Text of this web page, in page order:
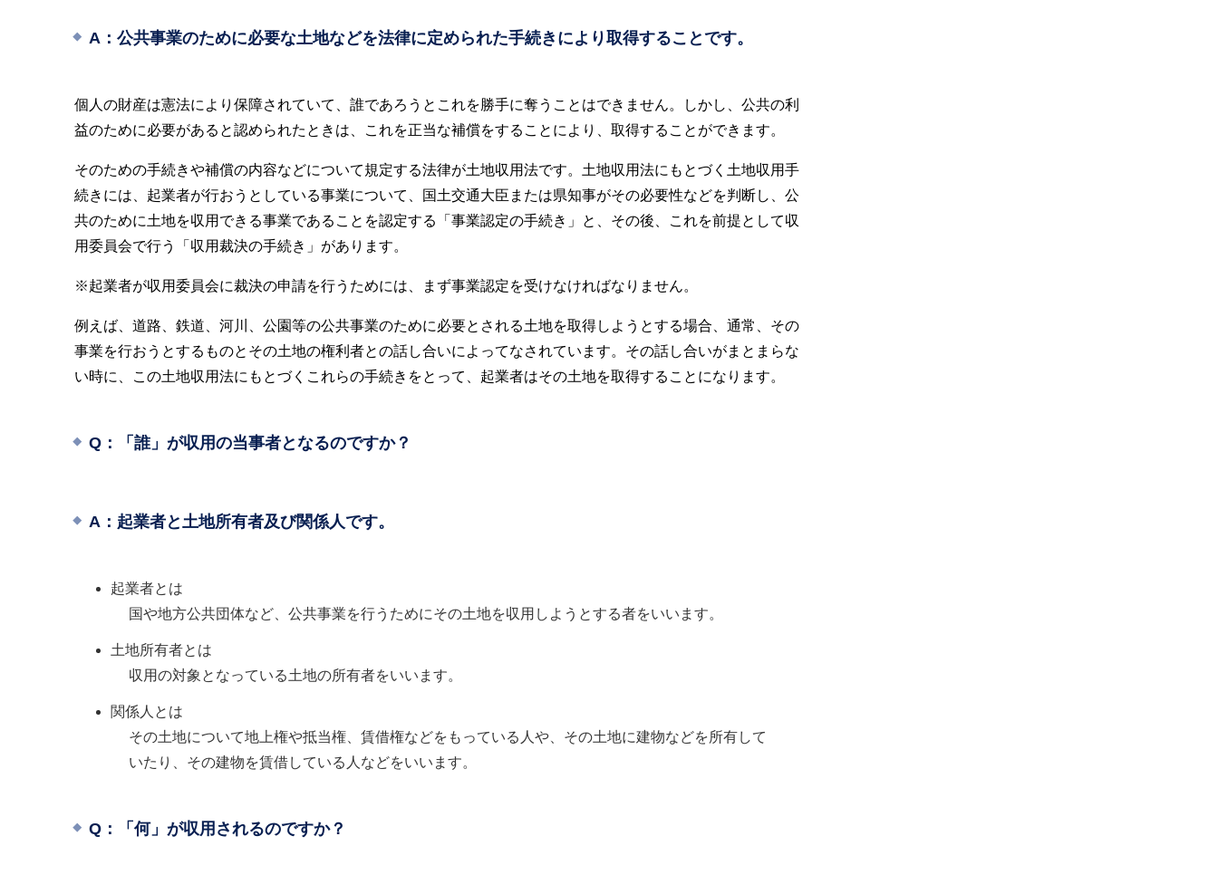
A：公共事業のために必要な土地などを法律に定められた手続きにより取得することです。
個人の財産は憲法により保障されていて、誰であろうとこれを勝手に奪うことはできません。しかし、公共の利
益のために必要があると認められたときは、これを正当な補償をすることにより、取得することができます。
そのための手続きや補償の内容などについて規定する法律が土地収用法です。土地収用法にもとづく土地収用手
続きには、起業者が行おうとしている事業について、国土交通大臣または県知事がその必要性などを判断し、公
共のために土地を収用できる事業であることを認定する「事業認定の手続き」と、その後、これを前提として収
用委員会で行う「収用裁決の手続き」があります。
※起業者が収用委員会に裁決の申請を行うためには、まず事業認定を受けなければなりません。
例えば、道路、鉄道、河川、公園等の公共事業のために必要とされる土地を取得しようとする場合、通常、その
事業を行おうとするものとその土地の権利者との話し合いによってなされています。その話し合いがまとまらな
い時に、この土地収用法にもとづくこれらの手続きをとって、起業者はその土地を取得することになります。
Q：「誰」が収用の当事者となるのですか？
A：起業者と土地所有者及び関係人です。
起業者とは
国や地方公共団体など、公共事業を行うためにその土地を収用しようとする者をいいます。
土地所有者とは
収用の対象となっている土地の所有者をいいます。
関係人とは
その土地について地上権や抵当権、賃借権などをもっている人や、その土地に建物などを所有して
いたり、その建物を賃借している人などをいいます。
Q：「何」が収用されるのですか？